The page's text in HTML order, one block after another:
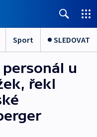
Sport SLEDOVAT
u
řekl